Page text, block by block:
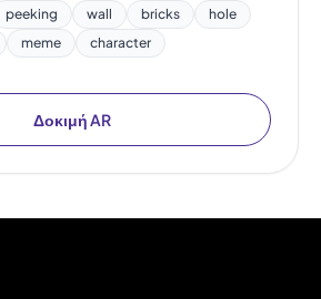
peeking wall bricks
hole
meme character
Δοκιμή AR